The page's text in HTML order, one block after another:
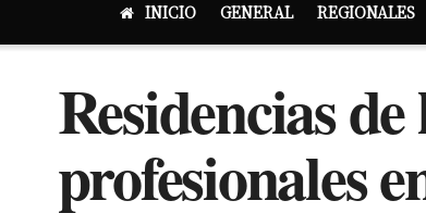
INICIO GENERAL REGIONALES
Residencias
profesionales